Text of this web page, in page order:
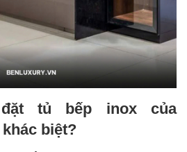
tủ bếp inox của
biệt?